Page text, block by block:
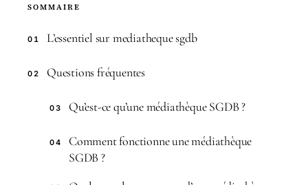
SOMMAIRE
01 L’essentiel sur mediatheque sgdb
02 Questions fréquentes
03 Qu’est-ce qu’une médiathèque SGDB ?
04
Comment fonctionne une médiathèque
SGDB ?